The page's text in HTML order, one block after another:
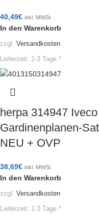
40,49€ inkl. MWSt.
In den Warenkorb
zzgl. Versandkosten
Lieferzeit: 1-3 Tage *
herpa 314947
Gardinenplanen-
NEU + OVP
38,69€ inkl. MWSt.
In den Warenkorb
zzgl. Versandkosten
Lieferzeit: 1-3 Tage *